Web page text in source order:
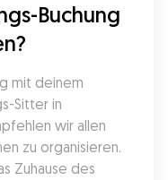
Buchung
mit deinem
Sitter in
wir allen
zu organisieren.
Zuhause des